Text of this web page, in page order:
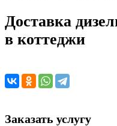
Доставка
в коттеджи
Заказать услугу